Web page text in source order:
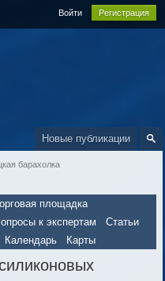
Войти Регистрация
Новые публикации
барахолка
площадка
к экспертам
Статьи
Календарь Карты